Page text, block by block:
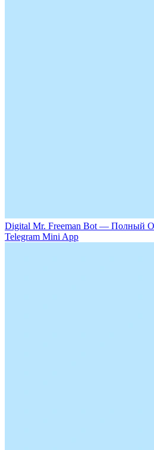
Digital Mr. Freeman Bot — Полный
Telegram Mini App